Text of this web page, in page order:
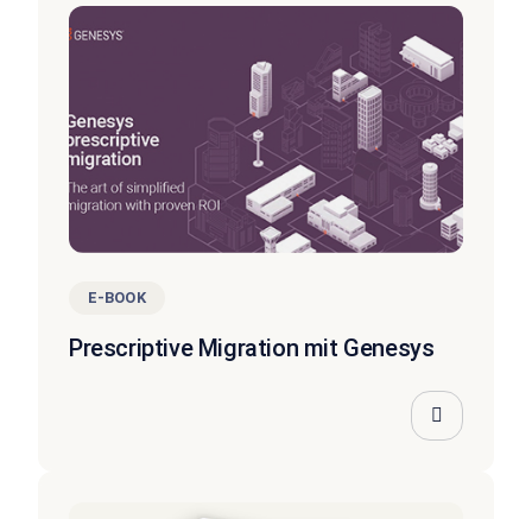
E-BOOK
Prescriptive Migration mit Genesys